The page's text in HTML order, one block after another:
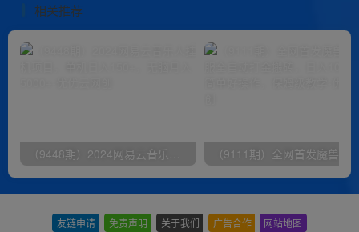
相关推荐
友链申请 免责声明 关于我们 广告合作 网站地图